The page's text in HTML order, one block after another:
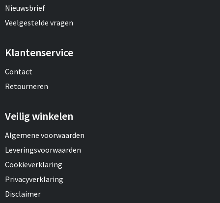
Nieuwsbrief
Veelgestelde vragen
Klantenservice
Contact
Retourneren
Veilig winkelen
Algemene voorwaarden
Leveringsvoorwaarden
Cookieverklaring
Privacyverklaring
Disclaimer